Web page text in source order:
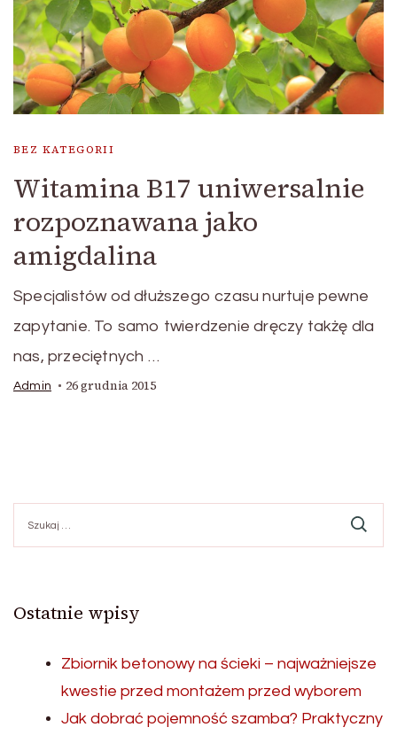
BEZ KATEGORII
Witamina B17 uniwersalnie
rozpoznawana jako
amigdalina
Specjalistów od dłuższego czasu nurtuje pewne
zapytanie. To samo twierdzenie dręczy takżę dla
nas, przeciętnych …
Admin 26 grudnia 2015
Ostatnie wpisy
Zbiornik betonowy na ścieki – najważniejsze
kwestie przed montażem przed wyborem
Jak dobrać pojemność szamba? Praktyczny